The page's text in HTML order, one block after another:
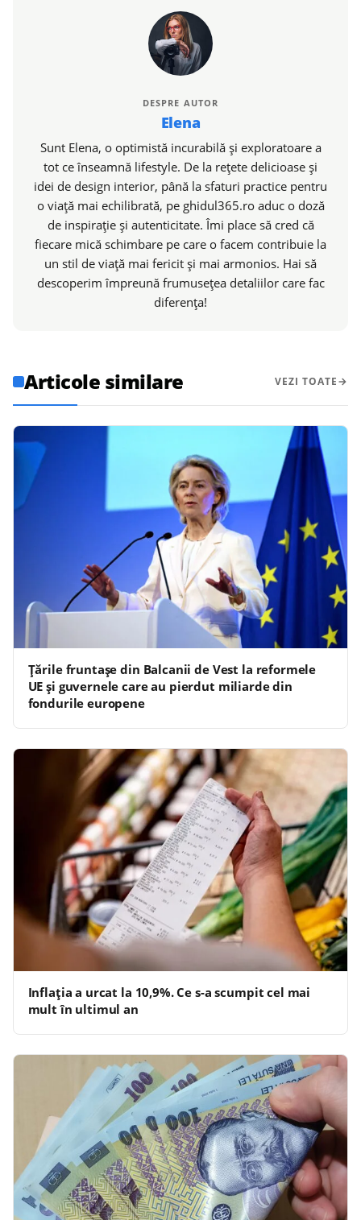
DESPRE AUTOR
Elena
Sunt Elena, o optimistă incurabilă și exploratoare a
tot ce înseamnă lifestyle. De la rețete delicioase și
idei de design interior, până la sfaturi practice pentru
o viață mai echilibrată, pe ghidul365.ro aduc o doză
de inspirație și autenticitate. Îmi place să cred că
fiecare mică schimbare pe care o facem contribuie la
un stil de viață mai fericit și mai armonios. Hai să
descoperim împreună frumusețea detaliilor care fac
diferența!
Articole similare VEZI TOATE
Țările fruntașe din Balcanii de Vest la reformele
UE și guvernele care au pierdut miliarde din
fondurile europene
Inflația a urcat la 10,9%. Ce s-a scumpit cel mai
mult în ultimul an